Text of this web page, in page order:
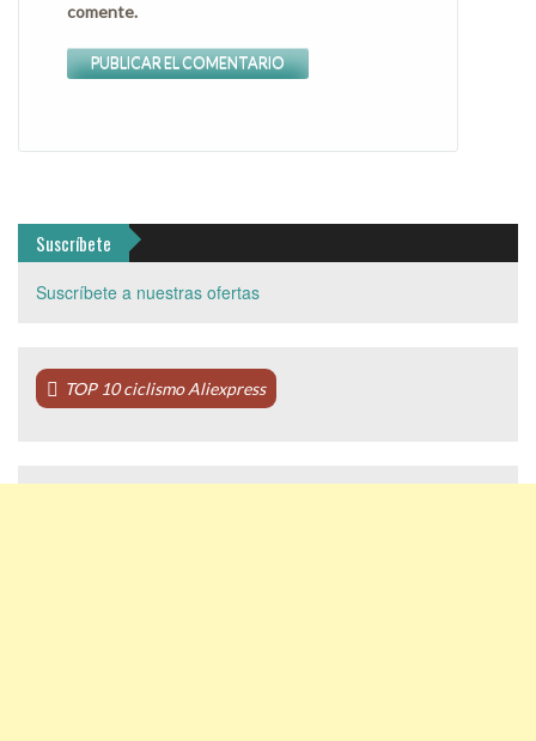
comente.
Suscríbete
Suscríbete a nuestras ofertas
TOP 10 ciclismo Aliexpress